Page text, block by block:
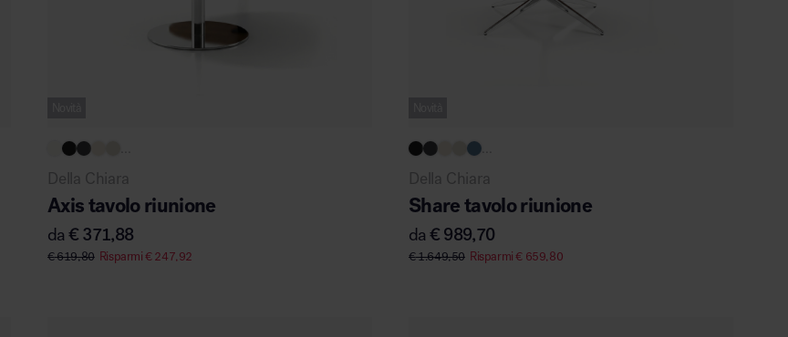
Della Chiara
Axis tavolo riunione
da€ 371,88
€619,80 Risparmi€247,92
Della Chiara
Share tavolo riunione
da€ 989,70
€1.649,50 Risparmi€ 659,80